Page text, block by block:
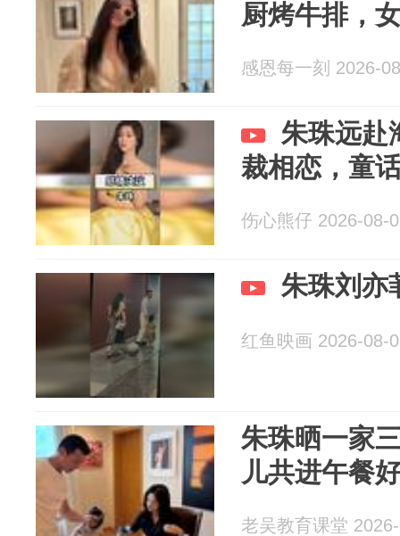
厨烤牛排，
感恩每一刻 2026-
朱珠远赴
裁相恋，童
伤心熊仔 2026-08-
朱珠刘亦
红鱼映画 2026-08-
朱珠晒一家
儿共进午餐
老吴教育课堂